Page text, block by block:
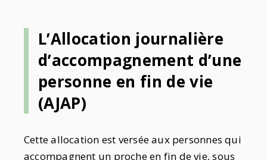
L’Allocation journalière
d’accompagnement d’une
personne en fin de vie
(AJAP)
Cette allocation est versée aux personnes qui
accompagnent un proche en fin de vie, sous